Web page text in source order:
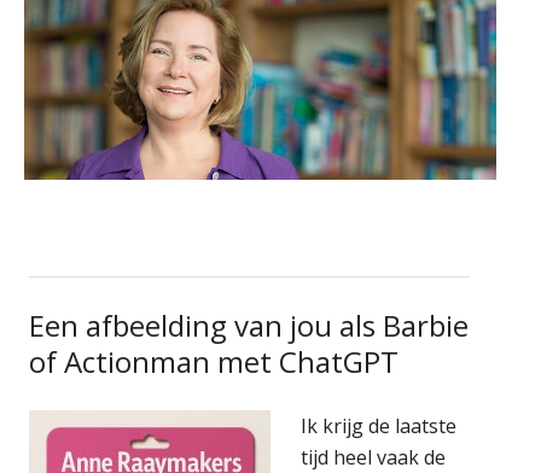
Een afbeelding van jou als Barbie
of Actionman met ChatGPT
Ik krijg de laatste
tijd heel vaak de